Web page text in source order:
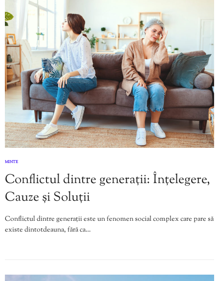
MINTE
Conflictul dintre generații: Înțelegere,
Cauze și Soluții
Conflictul dintre generații este un fenomen social complex care pare să
existe dintotdeauna, fără ca…